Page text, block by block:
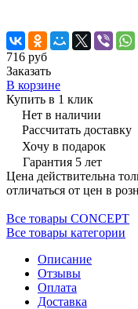
716 руб
Заказать
В корзине
Купить в 1 клик
Нет в наличии
Рассчитать доставку
Хочу в подарок
Гарантия 5 лет
Цена действительна
отличаться от цен в
Все товары CONCEPT
Все товары категории
Описание
Отзывы
Оплата
Доставка